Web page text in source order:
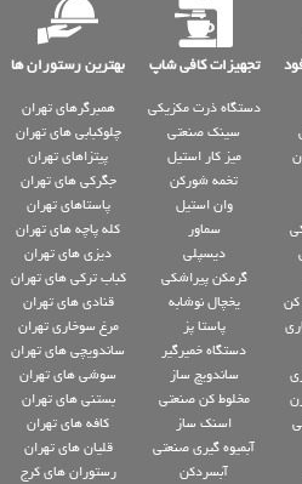
تجهیزات کافی شاپ بهترین رستوران ها
کن
دستگاه ذرت مکزیکی
سینک صنعتی
میز کار استیل
تخمه شورکن
وان استیل
سماور
دیسپلی
گرمکن پیراشکی
یخچال نوشابه
پاستا پز
دستگاه خمیرگیر
ساندویچ ساز
مخلوط کن صنعتی
اسنک ساز
آبمیوه گیری صنعتی
آبسردکن
همبرگرهای تهران
چلوکبابی های تهران
پیتزاهای تهران
جگرکی های تهران
پاستاهای تهران
کله پاچه های تهران
دیزی های تهران
کباب ترکی های تهران
قنادی های تهران
مرغ سوخاری تهران
ساندویچی های تهران
سوشی های تهران
بستنی های تهران
کافه های تهران
قلیان های تهران
رستوران های کرج